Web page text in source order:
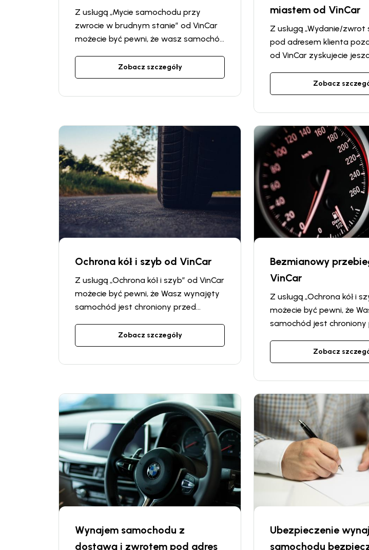
Z usługą „Mycie samochodu przy
zwrocie w brudnym stanie” od VinCar
możecie być pewni, że wasz samochód
samochód w niezbyt dobrym stanie,
oferujemy usługę mycia samochodu,
Zobacz szczegóły
miastem od VinCar
Z usługą „Wydanie/
pod adresem klienta
od VinCar zyskujecie
samochodu. Jeśli
miastem lub planujecie
potrzeby powrotu do
wypożyczenia.
Zobacz
Ochrona kół i szyb od VinCar
Z usługą „Ochrona kół i szyb” od VinCar
możecie być pewni, że Wasz wynajęty
samochód jest chroniony przed
kosztami. Usługa ta oferuje
dodatkowe ubezpieczenie, które
pojazdu.
Zobacz szczegóły
Bezmianowy
VinCar
Z usługą „Ochrona kół i
możecie być pewni, że
samochód jest chroniony
kosztami. Usługa ta
dodatkowe
uszkodzone podczas
pojazdu.
Zobacz
Wynajem samochodu z
dostawą i zwrotem pod adres
Ubezpieczenie
samochodu